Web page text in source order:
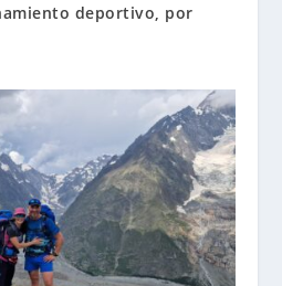
deportivo, por